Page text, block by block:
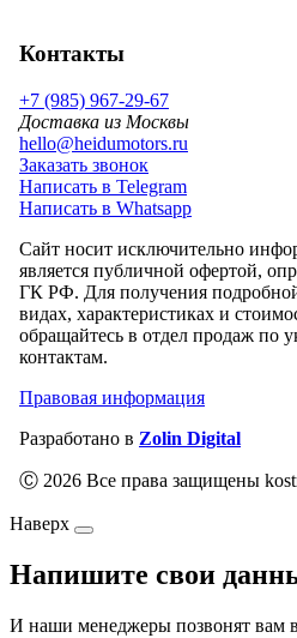
Контакты
+7 (985) 967-29-67
Доставка из Москвы
hello@heidumotors.ru
Заказать звонок
Написать в Telegram
Написать в Whatsapp
Сайт носит исключительно
является публичной офертой,
ГК РФ. Для получения
видах, характеристиках и
обращайтесь в отдел продаж по
контактам.
Правовая информация
Разработано в Zolin Digital
Ⓒ 2026 Все права защищены
Наверх
Напишите свои
И наши менеджеры позвонят вам